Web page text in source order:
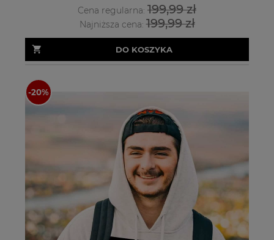
Cena regularna: 199,99 zł
Najniższa cena:199,99 zł
DO KOSZYKA